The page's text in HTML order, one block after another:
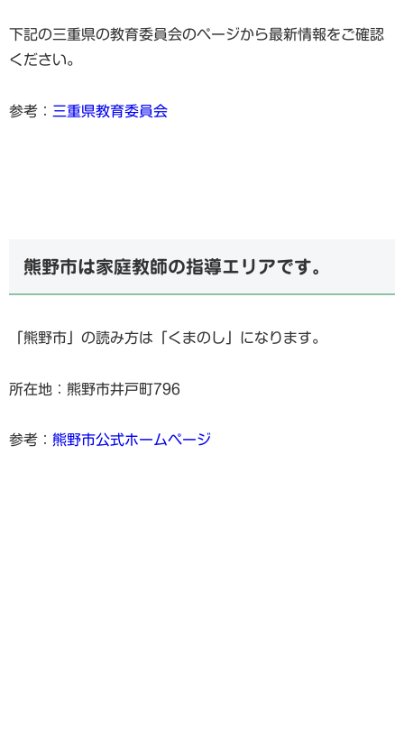
下記の三重県の教育委員会のページから最新情報をご確認
ください。
参考： 三重県教育委員会
熊野市は家庭教師の指導エリアです。
「熊野市」の読み方は「くまのし」になります。
所在地：熊野市井戸町796
参考： 熊野市公式ホームページ